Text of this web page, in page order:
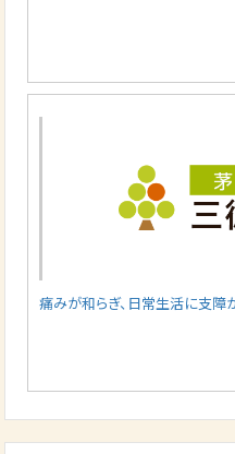
痛みが和らぎ、日常生活に支障